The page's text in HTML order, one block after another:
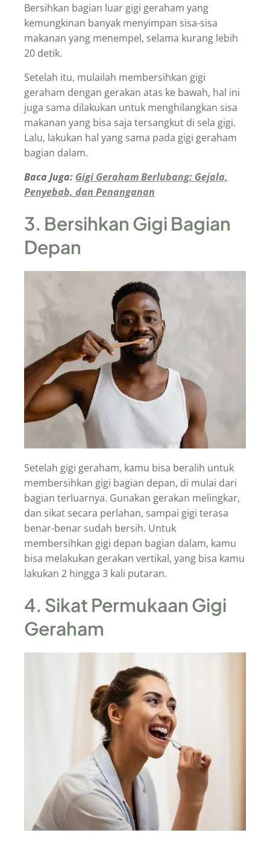
Bersihkan bagian luar gigi geraham yang
kemungkinan banyak menyimpan sisa-sisa
makanan yang menempel, selama kurang lebih
20 detik.
Setelah itu, mulailah membersihkan gigi
geraham dengan gerakan atas ke bawah, hal ini
juga sama dilakukan untuk menghilangkan sisa
makanan yang bisa saja tersangkut di sela gigi.
Lalu, lakukan hal yang sama pada gigi geraham
bagian dalam.
Baca Juga: Gigi Geraham Berlubang: Gejala,
Penyebab, dan Penanganan
3. Bersihkan Gigi Bagian
Depan
Setelah gigi geraham, kamu bisa beralih untuk
membersihkan gigi bagian depan, di mulai dari
bagian terluarnya. Gunakan gerakan melingkar,
dan sikat secara perlahan, sampai gigi terasa
benar-benar sudah bersih. Untuk
membersihkan gigi depan bagian dalam, kamu
bisa melakukan gerakan vertikal, yang bisa kamu
lakukan 2 hingga 3 kali putaran.
4. Sikat Permukaan Gigi
Geraham